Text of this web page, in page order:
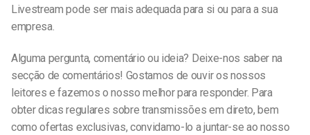
Livestream pode ser mais adequada para si ou para a sua
empresa.
Alguma pergunta, comentário ou ideia? Deixe-nos saber na
secção de comentários! Gostamos de ouvir os nossos
leitores e fazemos o nosso melhor para responder. Para
obter dicas regulares sobre transmissões em direto, bem
como ofertas exclusivas, convidamo-lo a juntar-se ao nosso